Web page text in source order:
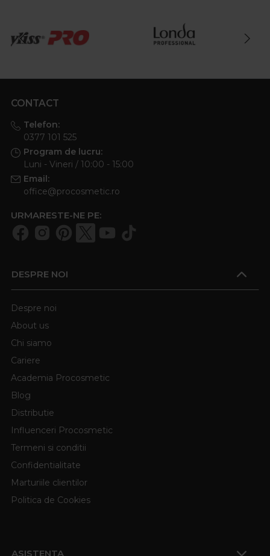
CONTACT
Telefon:
0377 101 525
Program de lucru:
Luni - Vineri / 10:00 - 15:00
Email:
office@procosmetic.ro
URMARESTE-NE PE:
DESPRE NOI
Despre noi
About us
Chi siamo
Cariere
Academia Procosmetic
Blog
Distributie
Influenceri Procosmetic
Termeni si conditii
Confidentialitate
Marturiile clientilor
Politica de Cookies
ASISTENTA